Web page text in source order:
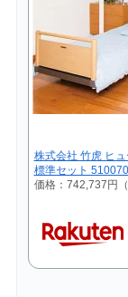
株式会社 竹虎 ヒ
標準セット 510070
価格：742,737円